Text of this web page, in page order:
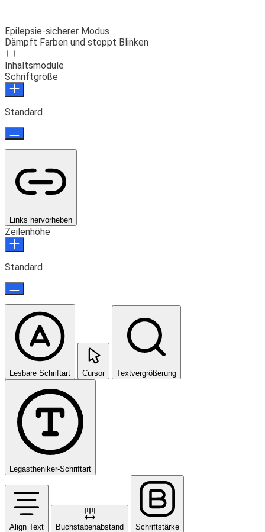
Epilepsie-sicherer Modus
Dämpft Farben und stoppt Blinken
Inhaltsmodule
Schriftgröße
Standard
Links hervorheben
Zeilenhöhe
Standard
Lesbare Schriftart Cursor Textvergrößerung
Legastheniker-Schriftart
Align Text Buchstabenabstand Schriftstärke